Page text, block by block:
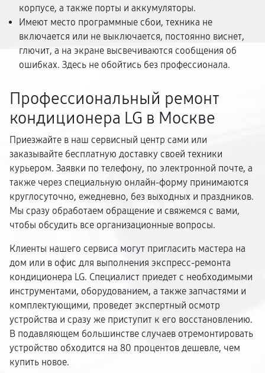
корпусе, а также порты и аккумуляторы.
Имеют место программные сбои, техника не
включается или не выключается, постоянно виснет,
глючит, а на экране высвечиваются сообщения об
ошибках. Здесь не обойтись без профессионала.
Профессиональный ремонт
кондиционера LG в Москве
Приезжайте в наш сервисный центр сами или
заказывайте бесплатную доставку своей техники
курьером. Заявки по телефону, по электронной почте, а
также через специальную онлайн-форму принимаются
круглосуточно, ежедневно, без выходных и праздников.
Мы сразу обработаем обращение и свяжемся с вами,
чтобы обсудить все организационные вопросы.
Клиенты нашего сервиса могут пригласить мастера на
дом или в офис для выполнения экспресс-ремонта
кондиционера LG. Специалист приедет с необходимыми
инструментами, оборудованием, а также запчастями и
комплектующими, проведет экспертный осмотр
устройства и сразу же приступит к его восстановлению.
В подавляющем большинстве случаев отремонтировать
устройство обходится на 80 процентов дешевле, чем
купить новое.